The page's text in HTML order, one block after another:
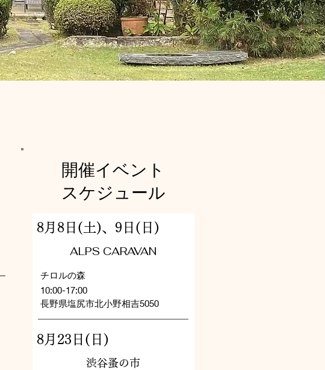
開催イベント
スケジュール
8月8日(土)、9日(日)
​ALPS CARAVAN
チロルの森
10:00-17:00
長野県塩尻市北小野相吉5050
8月23日(日)
渋谷蚤の市